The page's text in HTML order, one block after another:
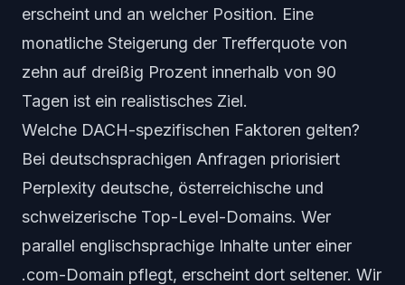
erscheint und an welcher Position. Eine
monatliche Steigerung der Trefferquote von
zehn auf dreißig Prozent innerhalb von 90
Tagen ist ein realistisches Ziel.
Welche DACH-spezifischen Faktoren gelten?
Bei deutschsprachigen Anfragen priorisiert
Perplexity deutsche, österreichische und
schweizerische Top-Level-Domains. Wer
parallel englischsprachige Inhalte unter einer
.com-Domain pflegt, erscheint dort seltener. Wir